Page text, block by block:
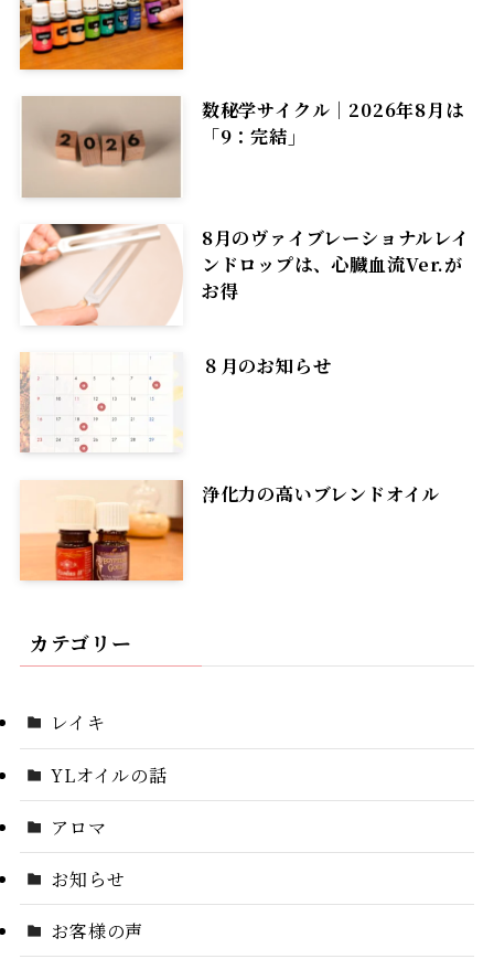
数秘学サイクル｜2026年8月は
「9：完結」
8月のヴァイブレーショナルレイ
ンドロップは、心臓血流Ver.が
お得
８月のお知らせ
浄化力の高いブレンドオイル
カテゴリー
レイキ
YLオイルの話
アロマ
お知らせ
お客様の声